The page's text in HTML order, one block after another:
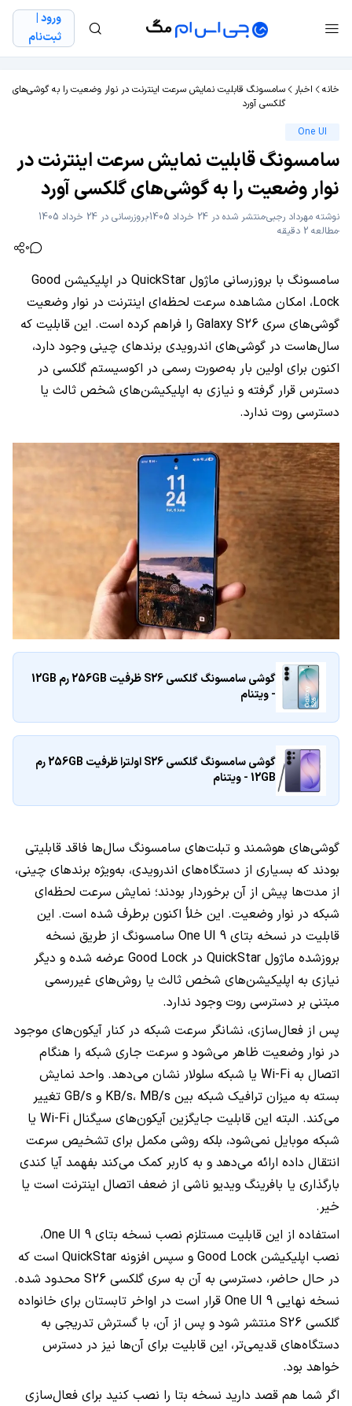
ورود |
ثبت‌نام
خانه اخبار
سامسونگ قابلیت نمایش سرعت اینترنت در نوار وضعیت را به گوشی‌های
گلکسی آورد
One UI
سامسونگ قابلیت نمایش سرعت اینترنت در
نوار وضعیت را به گوشی‌های گلکسی آورد
نوشته مهرداد رجبیمنتشر شده در 24 خرداد 1405
بروزرسانی در 24 خرداد 1405
مطالعه 2 دقیقه
0
سامسونگ با بروزرسانی ماژول QuickStar در اپلیکیشن Good
Lock، امکان مشاهده سرعت لحظه‌ای اینترنت در نوار وضعیت
گوشی‌های سری Galaxy S26 را فراهم کرده است. این قابلیت که
سال‌هاست در گوشی‌های اندرویدی برندهای چینی وجود دارد،
اکنون برای اولین بار به‌صورت رسمی در اکوسیستم گلکسی در
دسترس قرار گرفته و نیازی به اپلیکیشن‌های شخص ثالث یا
دسترسی روت ندارد.
گوشی سامسونگ گلکسی S26 ظرفیت 256GB رم 12GB
- ویتنام
گوشی سامسونگ گلکسی S26 اولترا ظرفیت 256GB رم
12GB - ویتنام
گوشی‌های هوشمند و تبلت‌های سامسونگ سال‌ها فاقد قابلیتی
بودند که بسیاری از دستگاه‌های اندرویدی، به‌ویژه برندهای چینی،
از مدت‌ها پیش از آن برخوردار بودند؛ نمایش سرعت لحظه‌ای
شبکه در نوار وضعیت. این خلأ اکنون برطرف شده است. این
قابلیت در نسخه بتای One UI 9 سامسونگ از طریق نسخه
بروزشده ماژول QuickStar در Good Lock عرضه شده و دیگر
نیازی به اپلیکیشن‌های شخص ثالث یا روش‌های غیررسمی
مبتنی بر دسترسی روت وجود ندارد.
پس از فعال‌سازی، نشانگر سرعت شبکه در کنار آیکون‌های موجود
در نوار وضعیت ظاهر می‌شود و سرعت جاری شبکه را هنگام
اتصال به Wi-Fi یا شبکه سلولار نشان می‌دهد. واحد نمایش
بسته به میزان ترافیک شبکه بین KB/s، MB/s و GB/s تغییر
می‌کند. البته این قابلیت جایگزین آیکون‌های سیگنال Wi-Fi یا
شبکه موبایل نمی‌شود، بلکه روشی مکمل برای تشخیص سرعت
انتقال داده ارائه می‌دهد و به کاربر کمک می‌کند بفهمد آیا کندی
بارگذاری یا بافرینگ ویدیو ناشی از ضعف اتصال اینترنت است یا
خیر.
استفاده از این قابلیت مستلزم نصب نسخه بتای One UI 9،
نصب اپلیکیشن Good Lock و سپس افزونه QuickStar است که
در حال حاضر، دسترسی به آن به سری گلکسی S26 محدود شده.
نسخه نهایی One UI 9 قرار است در اواخر تابستان برای خانواده
گلکسی S26 منتشر شود و پس از آن، با گسترش تدریجی به
دستگاه‌های قدیمی‌تر، این قابلیت برای آن‌ها نیز در دسترس
خواهد بود.
اگر شما هم قصد دارید نسخه بتا را نصب کنید برای فعال‌سازی